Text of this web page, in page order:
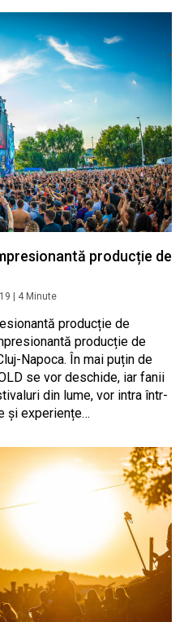
producție de
4 Minute
producție de
producție de
Napoca. În mai puțin de
se vor deschide, iar fanii
din lume, vor intra într-
și experiențe…